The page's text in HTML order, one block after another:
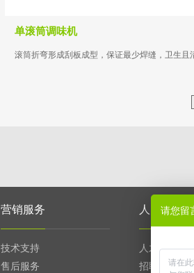
单滚筒调味机
营销服务
技术支持
售后服务
人力资源
人才理念
招聘信息
请您留